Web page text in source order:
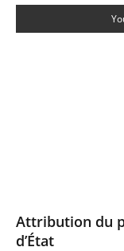
Attribution du
d’État